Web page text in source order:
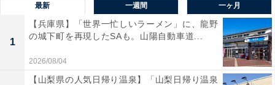
最新 一週間 一ヶ月
1
【兵庫県】「世界一忙しいラーメン」に、龍野
の城下町を再現したSAも。山陽自動車道...
2026/08/04
【山梨県の人気日帰り温泉】「山梨日帰り温泉